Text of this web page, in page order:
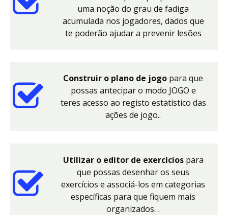
uma noção do grau de fadiga
acumulada nos jogadores, dados que
te poderão ajudar a prevenir lesões
Construir o plano de jogo para que
possas antecipar o modo JOGO e
teres acesso ao registo estatístico das
ações de jogo..
Utilizar o editor de exercíciospara
que possas desenhar os seus
exercícios e associá-los em categorias
específicas para que fiquem mais
organizados…